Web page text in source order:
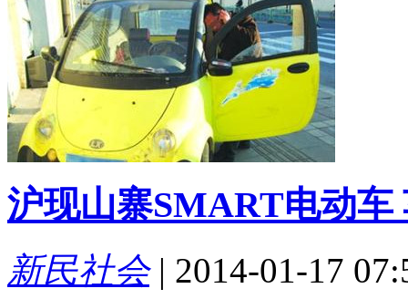
沪现山寨SMART电动车
新民社会| 2014-01-17